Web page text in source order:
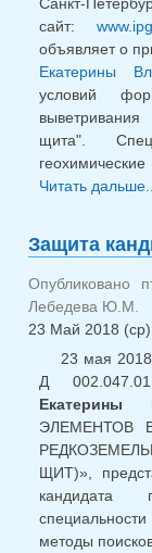
сайт:
объявляет о
Екатерины
условий
щита".
Читать дальше...
Защита
Опубликовано
Лебедева Ю.М.
23 Май 2018 (ср)
23 мая 2018
Д
Екатерины
ЭЛЕМЕНТОВ
ЩИТ)»,
кандидата
методы